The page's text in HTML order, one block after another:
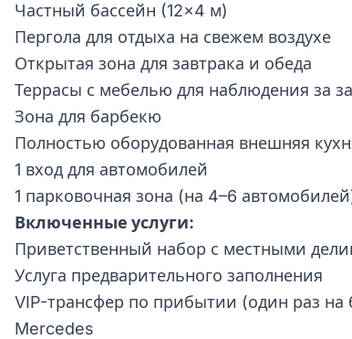
Частный бассейн (12×4 м)
Пергола для отдыха на свежем воздухе
Открытая зона для завтрака и обеда
Террасы с мебелью для наблюдения за
Зона для барбекю
Полностью оборудованная внешняя
1 вход для автомобилей
1 парковочная зона (на 4–6
Включенные услуги:
Приветственный набор с местными
Услуга предварительного заполнения
VIP-трансфер по прибытии (один раз
Mercedes